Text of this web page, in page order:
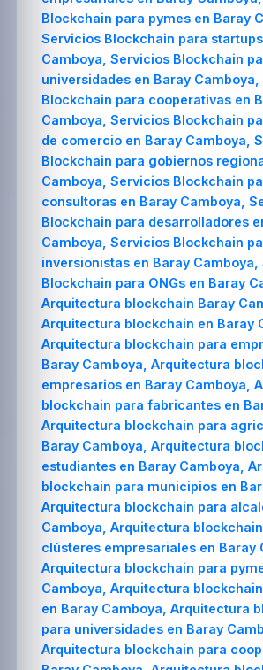
Blockchain para pymes en Baray
Servicios Blockchain para
Camboya, Servicios Blockchain
universidades en Baray
Blockchain para cooperativas en
Camboya, Servicios Blockchain
de comercio en Baray Camboya,
Blockchain para gobiernos
Camboya, Servicios Blockchain
consultoras en Baray Camboya,
Blockchain para desarrolladores
Camboya, Servicios Blockchain
inversionistas en Baray Camboya,
Blockchain para ONGs en Baray
Arquitectura blockchain Baray
Arquitectura blockchain en Baray
Arquitectura blockchain para
Baray Camboya, Arquitectura
empresarios en Baray Camboya,
blockchain para fabricantes en
Arquitectura blockchain para
Baray Camboya, Arquitectura
estudiantes en Baray Camboya,
blockchain para municipios en
Arquitectura blockchain para
Camboya, Arquitectura
clústeres empresariales en Baray
Arquitectura blockchain para
Camboya, Arquitectura
en Baray Camboya, Arquitectura
para universidades en Baray
Arquitectura blockchain para